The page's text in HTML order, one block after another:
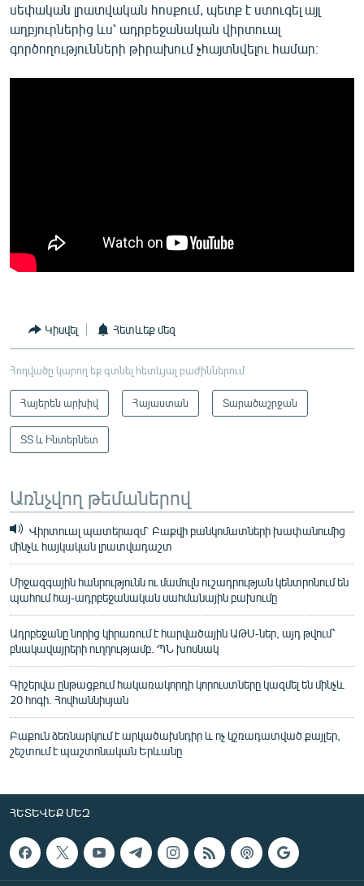
սեփական լրատվական հոսքում, պետք է ստուգել այլ
աղբյուրներից ևս՝ ադրբեջանական վիրտուալ
գործողությունների թիրախում չհայտնվելու համար։
Կիսվել Հետևեք մեզ
Հոդվածը կարող եք գտնել հետևյալ բաժիններում
Հայերեն արխիվ Հայաստան Տարածաշրջան
ՏՏ և Ինտերնետ
Առնչվող թեմաներով
Վիրտուալ պատերազմ` Բաքվի բանկոմատների խափանումից
մինչև հայկական լրատվադաշտ
Միջազգային հանրությունն ու մամուլն ուշադրության կենտրոնում են
պահում հայ-ադրբեջանական սահմանային բախումը
Ադրբեջանը նորից կիրառում է հարվածային ԱԹՍ-ներ, այդ թվում՝
բնակավայրերի ուղղությամբ. ՊՆ խոսնակ
Գիշերվա ընթացքում հակառակորդի կորուստները կազմել են մինչև
20 հոգի. Հովհաննիսյան
Բաքուն ձեռնարկում է արկածախնդիր և ոչ կշռադատված քայլեր,
շեշտում է պաշտոնական Երևանը
ՀԵՏԵՎԵՔ ՄԵԶ